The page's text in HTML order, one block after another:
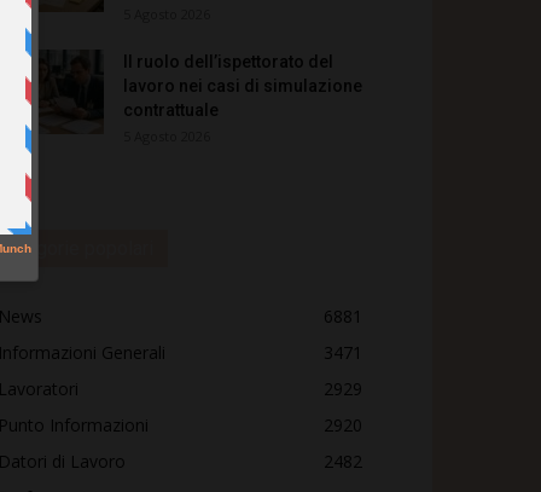
Il ruolo dell’ispettorato del
lavoro nei casi di simulazione
contrattuale
popolari
News
6881
Informazioni Generali
3471
Lavoratori
2929
Punto Informazioni
2920
Datori di Lavoro
2482